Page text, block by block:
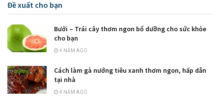
Đề xuất cho bạn
Bưởi – Trái cây thơm ngon bổ dưỡng cho sức khỏe
cho bạn
4 NĂM AGO
Cách làm gà nướng tiêu xanh thơm ngon, hấp dẫn
tại nhà
4 NĂM AGO